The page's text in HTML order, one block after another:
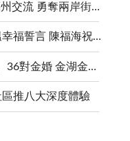
KDC金門流行舞蹈團赴福州交流 勇奪兩岸街舞賽三等獎
金鑽婚夫妻重披婚紗 重溫幸福誓言 陳福海祝福牽手半世紀 情深相守成典範
5對白金婚、11對鑽石婚、36對金婚 金湖金沙夫妻共享榮耀時刻 陳福海表揚金鑽婚夫妻 向半世紀相守家庭典範致敬
推八大深度體驗